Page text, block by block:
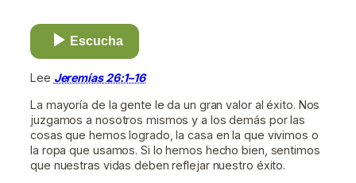
Escucha
Lee Jeremías 26:1–16
La mayoría de la gente le da un gran valor al éxito. Nos
juzgamos a nosotros mismos y a los demás por las
cosas que hemos logrado, la casa en la que vivimos o
la ropa que usamos. Si lo hemos hecho bien, sentimos
que nuestras vidas deben reflejar nuestro éxito.